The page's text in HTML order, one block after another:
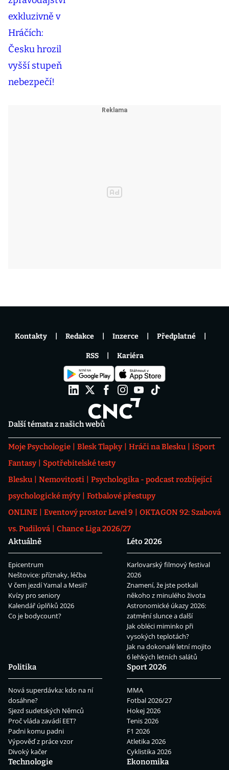
Další témata z našich webů
Moje Psychologie Blesk Tlapky Hráči na Blesku
iSport
Fantasy
Spotřebitelské testy
Blesku
Nemovitosti
Psychologika - podcast rozbíjející
psychologické mýty
Fotbalové přestupy
ONLINE
Eventový prostor Level 9
OKTAGON 92: Szabová
vs. Pudilová
Chance Liga 2026/27
Aktuálně
Epicentrum
Neštovice: příznaky, léčba
V čem jezdí Yamal a Mesii?
Kvízy pro seniory
Kalendář úplňků 2026
Co je bodycount?
Léto 2026
Karlovarský filmový festival
2026
Znamení, že jste potkali
někoho z minulého života
Astronomické úkazy 2026:
zatmění slunce a další
Jak obléci miminko při
vysokých teplotách?
Jak na dokonalé letní mojito
6 lehkých letních salátů
Politika
Nová superdávka: kdo na ní
dosáhne?
Sjezd sudetských Němců
Proč vláda zavádí EET?
Padni komu padni
Výpověď z práce vzor
Divoký kačer
Sport 2026
MMA
Fotbal 2026/27
Hokej 2026
Tenis 2026
F1 2026
Atletika 2026
Cyklistika 2026
Technologie
Ekonomika
Kontakty Redakce Inzerce Předplatné
RSS Kariéra